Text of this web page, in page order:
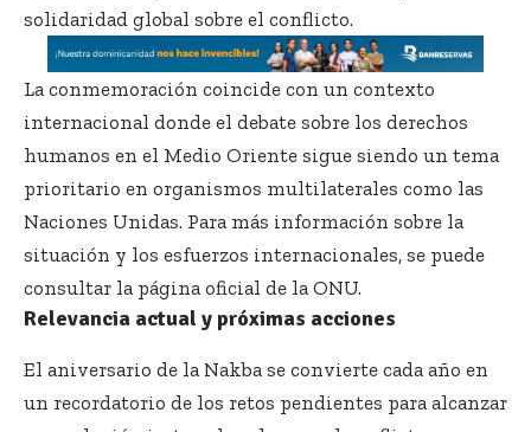
solidaridad global sobre el conflicto.
La conmemoración coincide con un contexto
internacional donde el debate sobre los derechos
humanos en el Medio Oriente sigue siendo un tema
prioritario en organismos multilaterales como las
Naciones Unidas. Para más información sobre la
situación y los esfuerzos internacionales, se puede
consultar la página oficial de laONU.
Relevancia actual y próximas acciones
El aniversario de la Nakba se convierte cada año en
un recordatorio de los retos pendientes para alcanzar